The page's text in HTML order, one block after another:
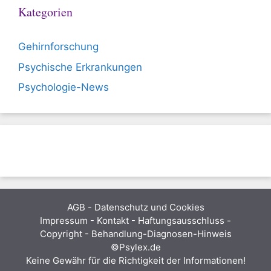
Kategorien
Gehirnforschung
Psychische Erkrankungen
Psychologie-News
AGB - Datenschutz und Cookies
Impressum - Kontakt - Haftungsausschluss -
Copyright - Behandlung-Diagnosen-Hinweis
©Psylex.de
Keine Gewähr für die Richtigkeit der Informationen!